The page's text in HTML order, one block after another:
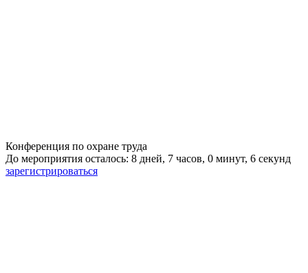
Конференция по охране труда
До мероприятия осталось: 8 дней, 7 часов, 0 минут, 5 секунд
зарегистрироваться